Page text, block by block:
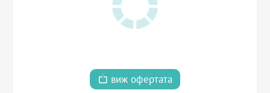
виж офертата